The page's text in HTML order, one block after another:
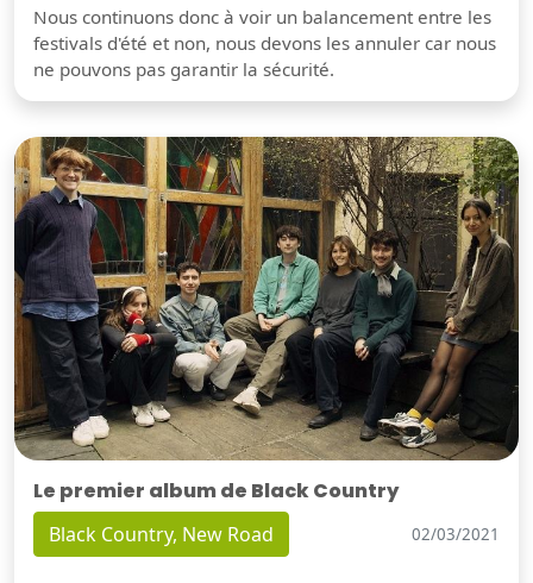
Nous continuons donc à voir un balancement entre les
festivals d'été et non, nous devons les annuler car nous
ne pouvons pas garantir la sécurité.
Le premier album de Black Country
Black Country, New Road 02/03/2021